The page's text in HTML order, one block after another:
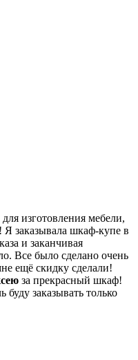
изготовления мебели,
заказывала шкаф-купе в
и заканчивая
Все было сделано очень
ещё скидку сделали!
за прекрасный шкаф!
заказывать только